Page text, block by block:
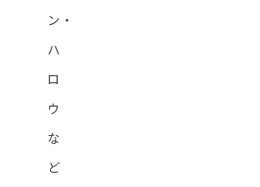
ン・
ハ
ロ
ウ
な
ど